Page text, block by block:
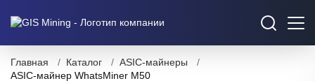
Главная / Каталог / ASIC-майнеры
/
ASIC-майнер WhatsMiner M50